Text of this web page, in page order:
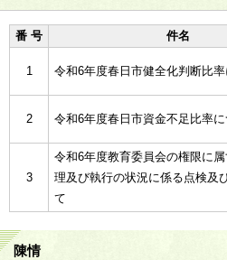
番 号 件名
1 令和6年度春日市健全化判断比
2 令和6年度春日市資金不足比率
3
令和6年度教育委員会の権限に
理及び執行の状況に係る点検及
て
陳情